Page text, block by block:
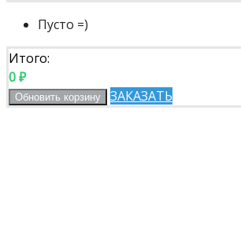
Пусто =)
Итого:
0₽
Обновить корзину ЗАКАЗАТЬ